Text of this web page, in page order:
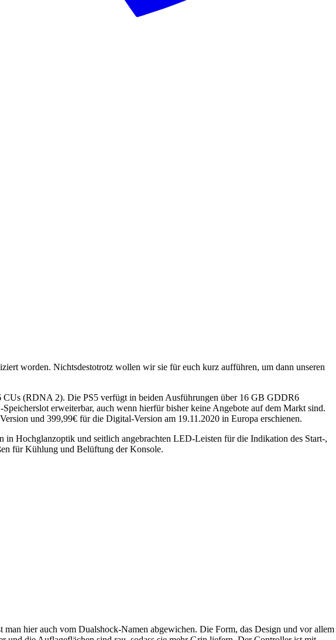
worden. Nichtsdestotrotz wollen wir sie für euch kurz aufführen, um dann unseren
(RDNA 2). Die PS5 verfügt in beiden Ausführungen über 16 GB GDDR6
erweiterbar, auch wenn hierfür bisher keine Angebote auf dem Markt sind.
und 399,99€ für die Digital-Version am 19.11.2020 in Europa erschienen.
Hochglanzoptik und seitlich angebrachten LED-Leisten für die Indikation des Start-,
für Kühlung und Belüftung der Konsole.
hier auch vom Dualshock-Namen abgewichen. Die Form, das Design und vor allem